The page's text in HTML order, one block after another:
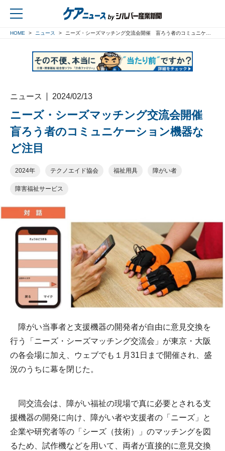
HOME ニュース ニーズ・シーズマッチング交流会開催 盲ろう者のコミュニケーション機器など注目
ニュース 2024/02/13
ニーズ・シーズマッチング交流会開催
盲ろう者のコミュニケーション機器な
ど注目
2024年 テクノエイド協会 福祉用具 障がい者
障害福祉サービス
障がい当事者と支援機器の開発者が自由に意見交換を
行う「ニーズ・シーズマッチング交流会」が東京・大阪
の各会場に加え、ウェブでも１月31日まで開催され、盛
況のうちに幕を閉じた。
同交流会は、障がい福祉の現場で真に必要とされる支
援機器の開発に向け、障がい者や支援者の「ニーズ」と
企業や研究者等の「シーズ（技術）」のマッチングを図
るため、試作機などを用いて、両者が直接的に意見交換